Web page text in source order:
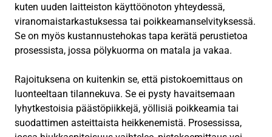
kuten uuden laitteiston käyttöönoton yhteydessä,
viranomaistarkastuksessa tai poikkeamanselvityksessä.
Se on myös kustannustehokas tapa kerätä perustietoa
prosessista, jossa pölykuorma on matala ja vakaa.
Rajoituksena on kuitenkin se, että pistokoemittaus on
luonteeltaan tilannekuva. Se ei pysty havaitsemaan
lyhytkestoisia päästöpiikkejä, yöllisiä poikkeamia tai
suodattimen asteittaista heikkenemistä. Prosessissa,